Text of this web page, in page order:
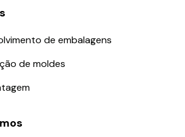
de embalagens
de moldes